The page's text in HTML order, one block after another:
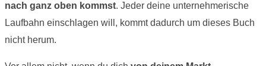
nach ganz oben kommst. Jeder deine unternehmerische
Laufbahn einschlagen will, kommt dadurch um dieses Buch
nicht herum.